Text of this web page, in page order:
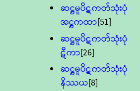
ဆဋ္ဌမူပိဋကတ်သုံးပုံ
အဋ္ဌကထာ[51]
ဆဋ္ဌမူပိဋကတ်သုံးပုံ
ဋီကာ[26]
ဆဋ္ဌမူပိဋကတ်သုံးပုံ
နိဿယ[8]